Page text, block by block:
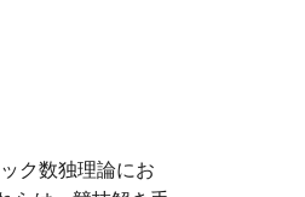
ク数独理論にお